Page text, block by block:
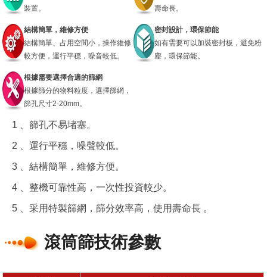
裝置。
壽命長。
結構簡單，維修方便
結構簡單、占用空間小，操作維修
較方便，運行平穩，噪音較低。
密封設計，環保節能
如有需要可以加裝密封板，避免粉
塵，環保節能。
根據需要選擇合適的篩網
根據篩分的物料粒度，選擇篩網，
篩孔尺寸2-20mm。
1 、篩孔不易堵塞。
2 、運行平穩，噪聲較低。
3 、結構簡單，維修方便。
4 、整機可靠性高，一次性投資較少。
5 、采用特製篩網，篩分效率高，使用壽命長 。
滾筒篩技術參數